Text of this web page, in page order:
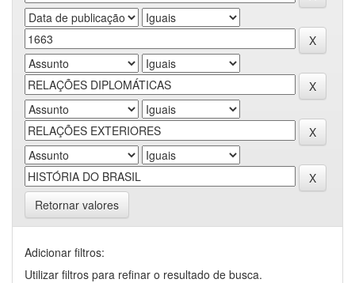
Retornar valores
Adicionar filtros:
Utilizar filtros para refinar o resultado de busca.